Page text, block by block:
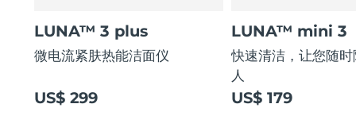
LUNA™ 3 plus
微电流紧肤热能洁面仪
US$ 299
LUNA™ mini 3
快速清洁，让您随
人
US$ 179